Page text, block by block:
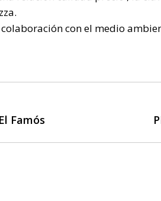
con el medio
Famós